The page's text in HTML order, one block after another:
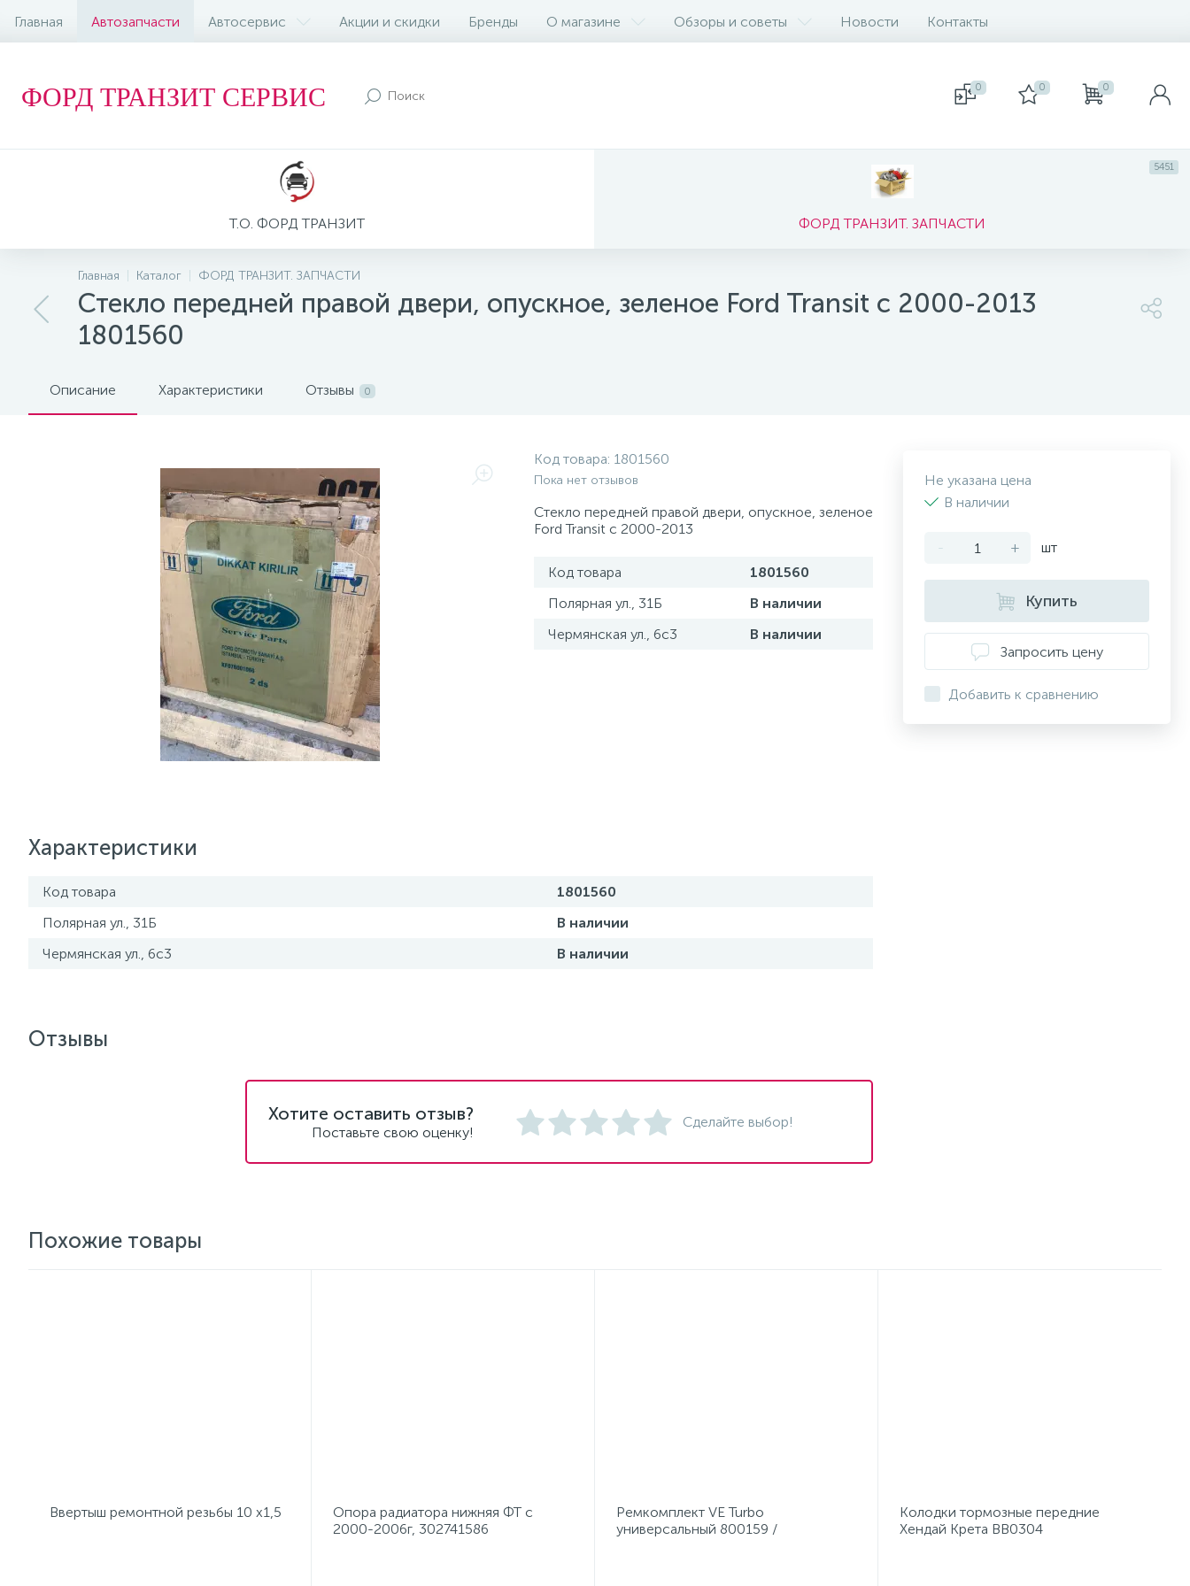
Главная Автозапчасти Автосервис Акции и скидки Бренды О магазине Обзоры и советы Новости Контакты
ФОРД ТРАНЗИТ СЕРВИС 0 0 0
Т.О. ФОРД ТРАНЗИТ ФОРД ТРАНЗИТ. ЗАПЧАСТИ
5451
Главная Каталог ФОРД ТРАНЗИТ. ЗАПЧАСТИ
Стекло передней правой двери, опускное, зеленое Ford Transit с 2000-2013
1801560
Описание Характеристики Отзывы 0
Код товара: 1801560
Пока нет отзывов
Стекло передней правой двери, опускное, зеленое
Ford Transit с 2000-2013
Код товара
1801560
Полярная ул., 31Б
В наличии
Чермянская ул., 6с3
В наличии
Характеристики
Код товара
1801560
Полярная ул., 31Б
В наличии
Чермянская ул., 6с3
В наличии
Не указана цена
В наличии
- + шт
Купить
Запросить цену
Добавить к сравнению
Отзывы
Хотите оставить отзыв?
Поставьте свою оценку!
Сделайте выбор!
Похожие товары
Ввертыш ремонтной резьбы 10 х1,5
Опора радиатора нижняя ФТ с
2000-2006г, 302741586
Ремкомплект VE Turbo
универсальный 800159 /
Колодки тормозные передние
Хендай Крета BB0304